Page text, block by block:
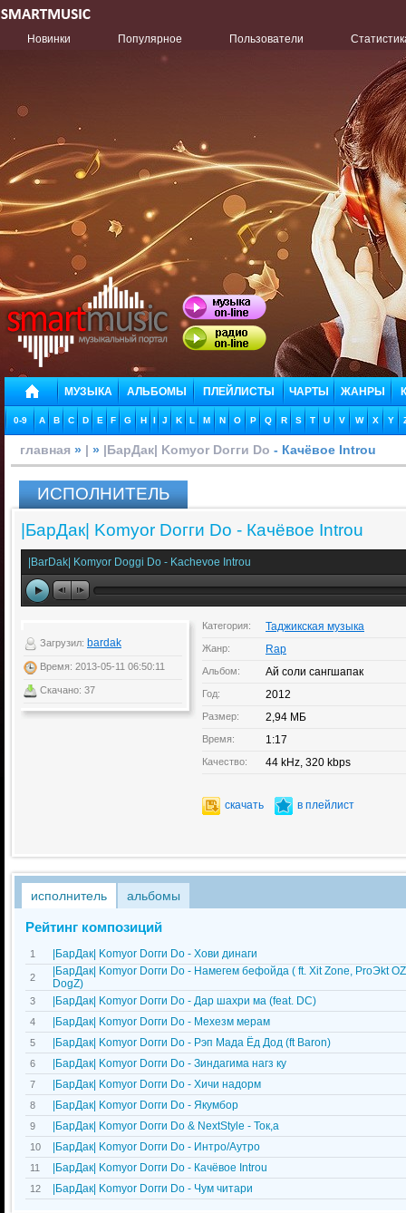
Новинки Популярное Пользователи
МУЗЫКА АЛЬБОМЫ ПЛЕЙЛИСТЫ ЧАРТЫ ЖАНРЫ
0-9 A B C D E F G H I J K L M N O P Q R S T U V W X Y
главная » | » |БарДак| Komyor Doгги Do - Качёвое Introu
ИСПОЛНИТЕЛЬ
|БарДак| Komyor Doгги Do - Качёвое Introu
|BarDak| Komyor Doggi Do - Kachevoe Introu
Загрузил: bardak
Время: 2013-05-11 06:50:11
Скачано: 37
Категория: Таджикская музыка
Жанр: Rap
Альбом: Ай соли сангшапак
Год: 2012
Размер: 2,94 МБ
Время: 1:17
Качество: 44 kHz, 320 kbps
скачать в плейлист
исполнитель альбомы
Рейтинг композиций
1 |БарДак| Komyor Doгги Do - Хови динаги
2
|БарДак| Komyor Doгги Do - Намегем бефойда ( ft. Xit Zone, ProЭkt
DogZ)
3 |БарДак| Komyor Doгги Do - Дар шахри ма (feat. DC)
4 |БарДак| Komyor Doгги Do - Мехезм мерам
5 |БарДак| Komyor Doгги Do - Рэп Мада Ёд Дод (ft Baron)
6 |БарДак| Komyor Doгги Do - Зиндагима нагз ку
7 |БарДак| Komyor Doгги Do - Хичи надорм
8 |БарДак| Komyor Doгги Do - Якумбор
9 |БарДак| Komyor Doгги Do & NextStyle - Ток,а
10 |БарДак| Komyor Doгги Do - Интро/Аутро
11 |БарДак| Komyor Doгги Do - Качёвое Introu
12 |БарДак| Komyor Doгги Do - Чум читари